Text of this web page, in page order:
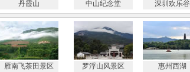
丹霞山 中山纪念堂 深圳欢乐谷
雁南飞茶田景区 罗浮山风景区 惠州西湖